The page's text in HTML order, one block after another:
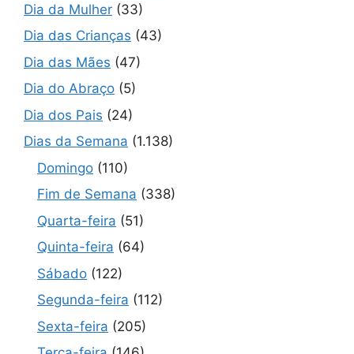
Dia da Mulher (33)
Dia das Crianças (43)
Dia das Mães (47)
Dia do Abraço (5)
Dia dos Pais (24)
Dias da Semana (1.138)
Domingo (110)
Fim de Semana (338)
Quarta-feira (51)
Quinta-feira (64)
Sábado (122)
Segunda-feira (112)
Sexta-feira (205)